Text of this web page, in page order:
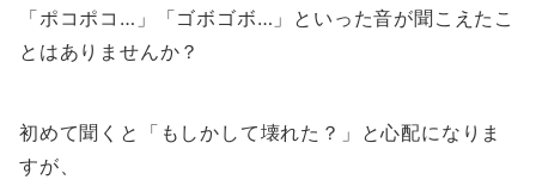
「ポコポコ…」「ゴボゴボ…」といった音が聞こえたこ
とはありませんか？
初めて聞くと「もしかして壊れた？」と心配になりま
すが、